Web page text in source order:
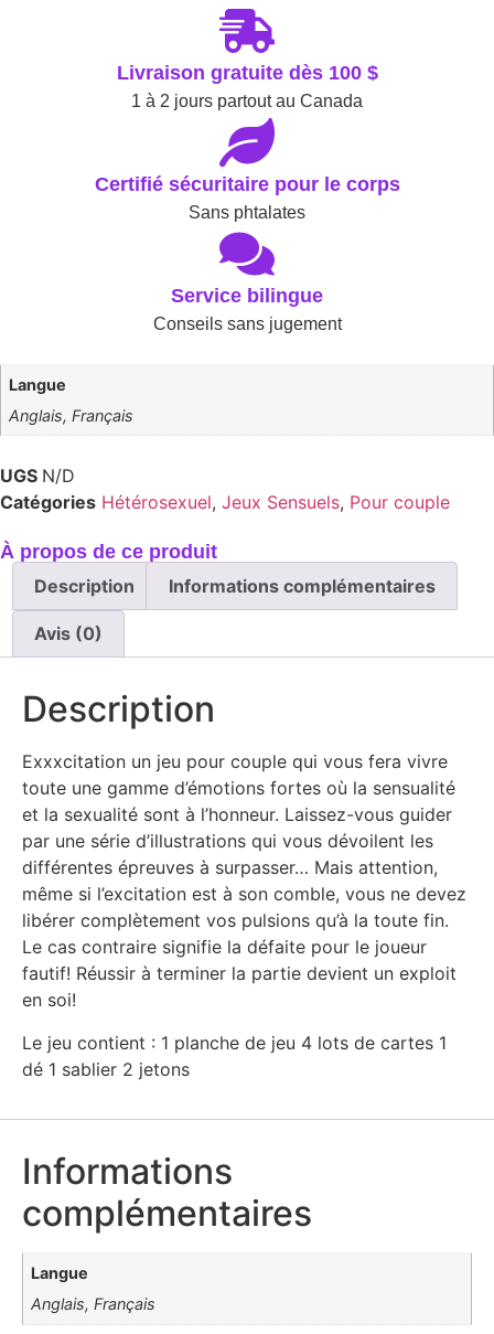
Livraison gratuite dès 100 $
1 à 2 jours partout au Canada
Certifié sécuritaire pour le corps
Sans phtalates
Service bilingue
Conseils sans jugement
Langue
Anglais, Français
UGS N/D
Catégories Hétérosexuel, Jeux Sensuels, Pour couple
À propos de ce produit
Description
Informations complémentaires
Avis (0)
Description
Exxxcitation un jeu pour couple qui vous fera vivre
toute une gamme d’émotions fortes où la sensualité
et la sexualité sont à l’honneur. Laissez-vous guider
par une série d’illustrations qui vous dévoilent les
différentes épreuves à surpasser… Mais attention,
même si l’excitation est à son comble, vous ne devez
libérer complètement vos pulsions qu’à la toute fin.
Le cas contraire signifie la défaite pour le joueur
fautif! Réussir à terminer la partie devient un exploit
en soi!
Le jeu contient : 1 planche de jeu 4 lots de cartes 1
dé 1 sablier 2 jetons
Informations
complémentaires
Langue
Anglais, Français